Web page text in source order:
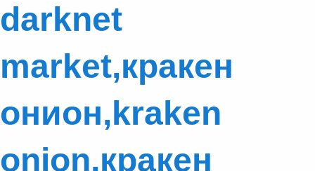
darknet
market,кракен
онион,kraken
onion,кракен